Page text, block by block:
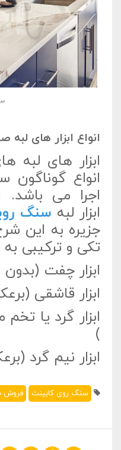
انواع ابزار های
ابزار های لبه
انواع گوناگون
اجرا می باشد.
ابزار لبه سنگ
جزیره به این
تکی و ترکیبی
ابزار چفت
ابزار قاشقی
ابزار گرد یا
)
ابزار نیم گرد
سنگ روی کابینت فروش